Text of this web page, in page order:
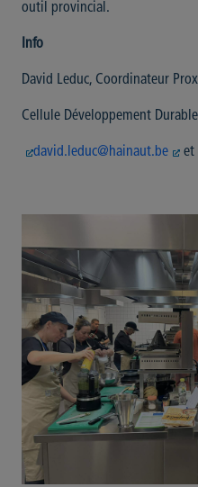
outil provincial.
Info
David Leduc, Coordinateur
Cellule Développement
david.leduc@hainaut.be et